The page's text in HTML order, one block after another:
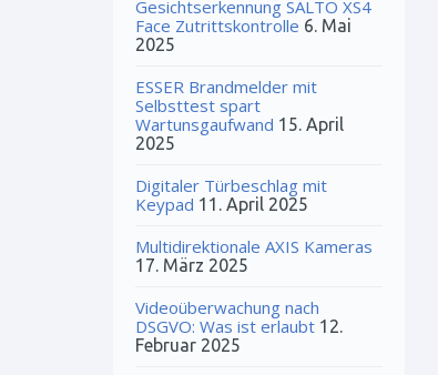
Gesichtserkennung SALTO XS4
Face Zutrittskontrolle 6. Mai
2025
ESSER Brandmelder mit
Selbsttest spart
Wartunsgaufwand 15. April
2025
Digitaler Türbeschlag mit
Keypad 11. April 2025
Multidirektionale AXIS Kameras
17. März 2025
Videoüberwachung nach
DSGVO: Was ist erlaubt 12.
Februar 2025